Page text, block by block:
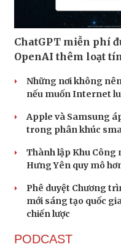
ChatGPT miễn phí
OpenAI thêm loạt
Những nơi không
nếu muốn Internet
Apple và Samsung
trong phân khúc
Thành lập Khu Công
Hưng Yên quy mô
Phê duyệt Chương
mới sáng tạo quốc
chiến lược
PODCAST